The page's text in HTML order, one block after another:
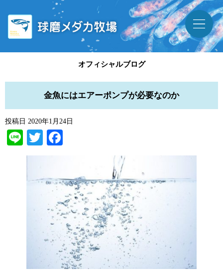
オフィシャルブログ
金魚にはエアーポンプが必要なのか
投稿日 2020年1月24日
LineTwitter